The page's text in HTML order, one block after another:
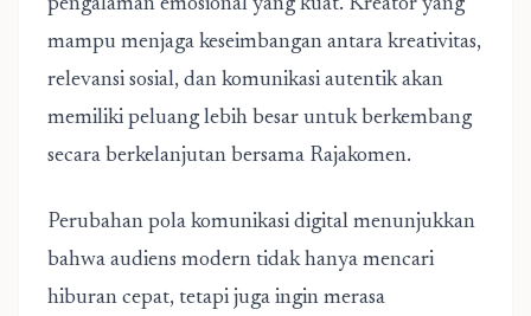
pengalaman emosional yang kuat. Kreator yang
mampu menjaga keseimbangan antara kreativitas,
relevansi sosial, dan komunikasi autentik akan
memiliki peluang lebih besar untuk berkembang
secara berkelanjutan bersama Rajakomen.
Perubahan pola komunikasi digital menunjukkan
bahwa audiens modern tidak hanya mencari
hiburan cepat, tetapi juga ingin merasa